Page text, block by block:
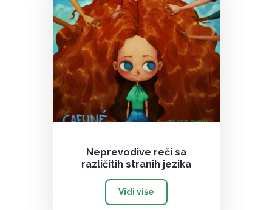
Neprevodive reči sa
različitih stranih jezika
Vidi više